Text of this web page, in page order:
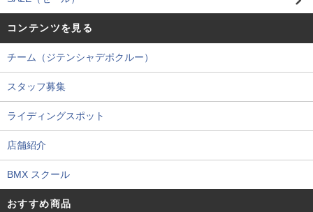
コンテンツを見る
チーム（ジテンシャデポクルー）
スタッフ募集
ライディングスポット
店舗紹介
BMX スクール
おすすめ商品